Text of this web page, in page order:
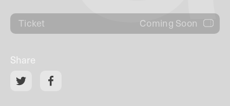
Ticket Coming Soon
Share